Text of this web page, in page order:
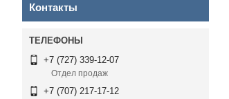
Контакты
+7 (727) 339-12-07
Отдел продаж
+7 (707) 217-17-12